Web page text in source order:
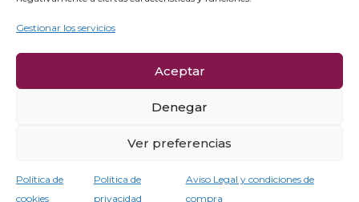
Gestionar los servicios
Aceptar
Denegar
Ver preferencias
Política de
cookies
Política de
privacidad
Aviso Legal y condiciones de
compra
Política de privacidad
Política de cookies